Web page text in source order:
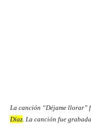
La canción “Déjame llorar”
Díaz . La canción fue